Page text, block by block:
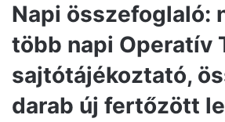
Napi összefoglaló:
több napi Operatív
sajtótájékoztató,
darab új fertőzött